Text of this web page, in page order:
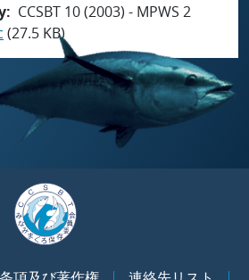
CCSBT 10 (2003) - MPWS 2
(27.5 KB)